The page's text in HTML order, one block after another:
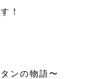
！
ンの物語〜